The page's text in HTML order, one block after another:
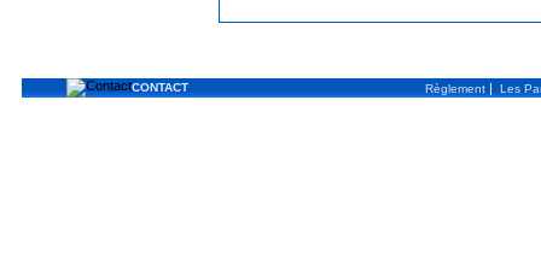
CONTACT Règlement| Les